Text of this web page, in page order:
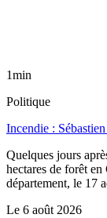
1min
Politique
Incendie :
Quelques jours
hectares de forêt
département, le 17
Le 6 août 2026